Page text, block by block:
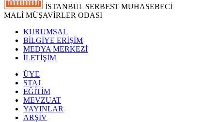
İSTANBUL SERBEST MUHASEBECİ
MALİ MÜŞAVİRLER ODASI
KURUMSAL
BİLGİYE ERİŞİM
MEDYA MERKEZİ
İLETİŞİM
ÜYE
STAJ
EĞİTİM
MEVZUAT
YAYINLAR
ARŞİV